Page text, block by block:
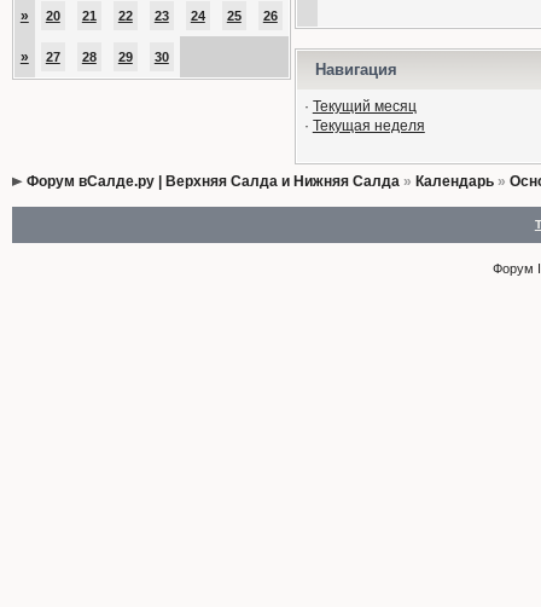
» 20 21 22 23 24 25 26
» 27 28 29 30
Навигация
· Текущий месяц
· Текущая неделя
Форум вСалде.ру | Верхняя Салда и Нижняя Салда» Календарь»
Форум